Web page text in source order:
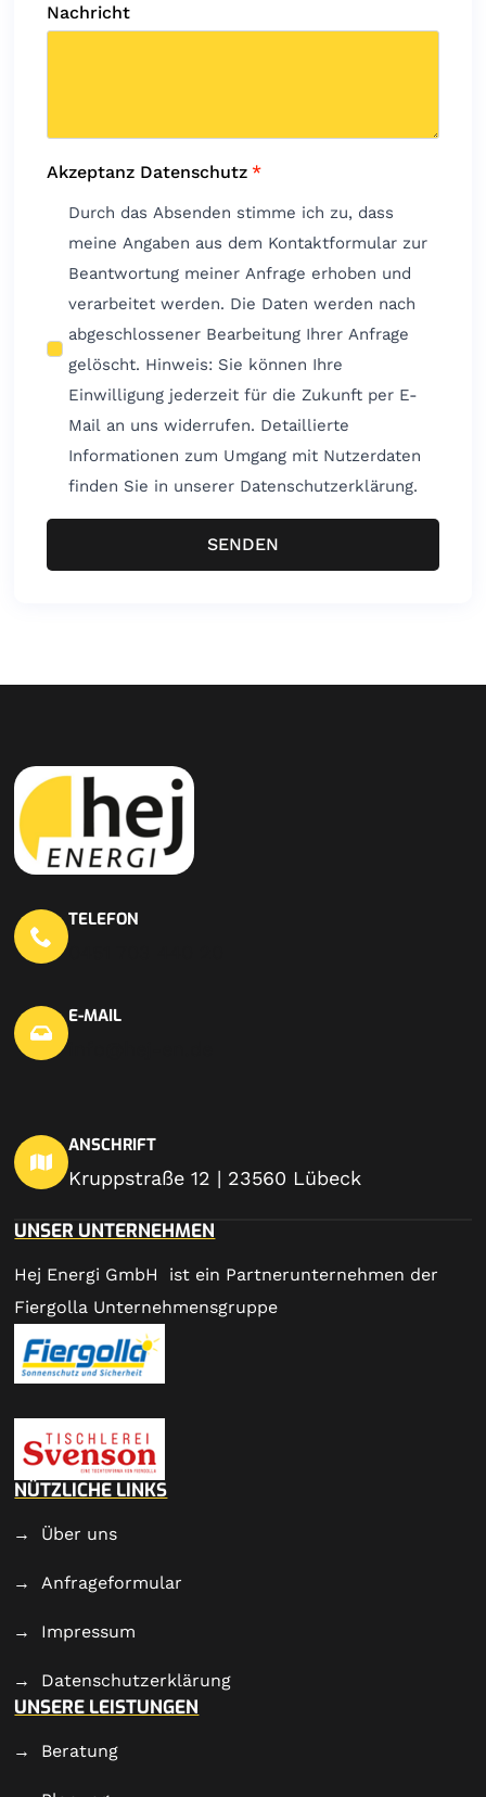
Nachricht
Akzeptanz Datenschutz *
Durch das Absenden stimme ich zu, dass
meine Angaben aus dem Kontaktformular zur
Beantwortung meiner Anfrage erhoben und
verarbeitet werden. Die Daten werden nach
abgeschlossener Bearbeitung Ihrer Anfrage
gelöscht. Hinweis: Sie können Ihre
Einwilligung jederzeit für die Zukunft per E-
Mail an uns widerrufen. Detaillierte
Informationen zum Umgang mit Nutzerdaten
finden Sie in unserer Datenschutzerklärung.
SENDEN
TELEFON
E-MAIL
ANSCHRIFT
Kruppstraße 12 | 23560 Lübeck
UNSER UNTERNEHMEN
Hej Energi GmbH ist ein Partnerunternehmen der
Fiergolla Unternehmensgruppe
NÜTZLICHE LINKS
Über uns
Anfrageformular
Impressum
Datenschutzerklärung
UNSERE LEISTUNGEN
Beratung